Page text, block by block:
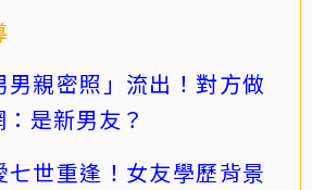
男親密照」流出！對方做
是新男友？
七世重逢！女友學歷背景